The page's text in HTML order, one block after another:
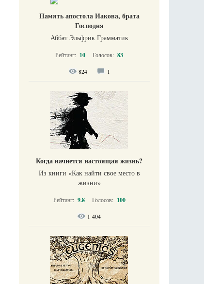
Память апостола Иакова, брата
Господня
Аббат Эльфрик Грамматик
Рейтинг: 10 Голосов: 83
824 1
Когда начнется настоящая жизнь?
Из книги «Как найти свое место в
жизни​»
Рейтинг: 9.8 Голосов: 100
1 404